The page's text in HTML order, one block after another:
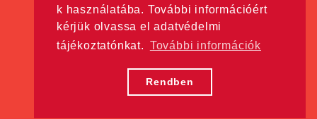
k használatába. További információért
kérjük olvassa el adatvédelmi
tájékoztatónkat. További információk
Rendben
Minden jog fenntartva! © Hama Kft. 2016